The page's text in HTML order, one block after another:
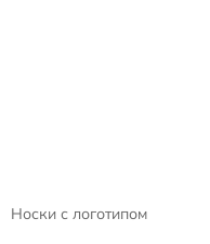
Носки с логотипом